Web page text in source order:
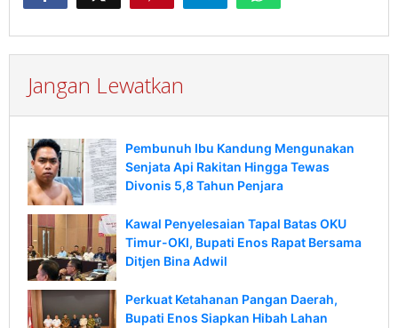
Jangan Lewatkan
Pembunuh Ibu Kandung Mengunakan
Senjata Api Rakitan Hingga Tewas
Divonis 5,8 Tahun Penjara
Kawal Penyelesaian Tapal Batas OKU
Timur-OKI, Bupati Enos Rapat Bersama
Ditjen Bina Adwil
Perkuat Ketahanan Pangan Daerah,
Bupati Enos Siapkan Hibah Lahan